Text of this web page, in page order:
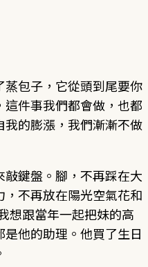
包子，它從頭到尾要你
件事我們都會做，也都
的膨漲，我們漸漸不做
鍵盤。腳，不再踩在大
不再放在陽光空氣花和
想跟當年一起把妹的高
他的助理。他買了生日